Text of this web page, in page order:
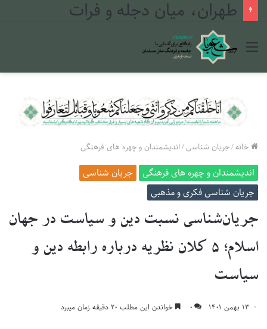
طهران، میان دجله و فرات
منو
خانه/جریان شناسی/اندیشمندان و چهره های فرهنگی
اندیشمندان و چهره های فرهنگی
جریان شناسی
جریان شناسی فکری و مذهبی
جریان‌شناسی نسبت دین و سیاست در جهان
اسلام؛ ۵ کلان نظریه درباره رابطه دین و
سیاست
۱۳ بهمن ۱۴۰۱ ۰ خواندن این مطلب ۲۰ دقیقه زمان میبرد